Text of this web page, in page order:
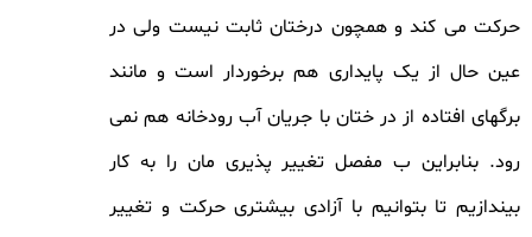
حرکت می کند و همچون درختان ثابت نیست ولی در
عین حال از یک پایداری هم برخوردار است و مانند
برگهای افتاده از در ختان با جریان آب رودخانه هم نمی
رود. بنابراین ب مفصل تغییر پذیری مان را به کار
بیندازیم تا بتوانیم با آزادی بیشتری حرکت و تغییر